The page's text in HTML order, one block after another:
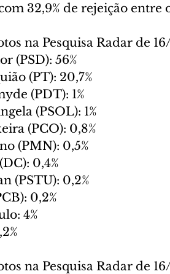
32,9% de rejeição entre
na Pesquisa Radar de
(PSD): 56%
(PT): 20,7%
(PDT): 1%
(PSOL): 1%
(PCO): 0,8%
(PMN): 0,5%
0,4%
(PSTU): 0,2%
0,2%
4%
na Pesquisa Radar de